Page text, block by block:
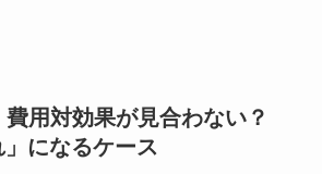
用対効果が見合わない？
」になるケース